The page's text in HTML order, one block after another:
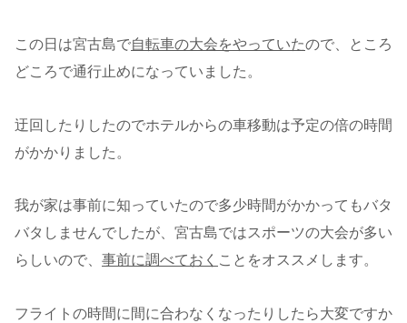
この日は宮古島で自転車の大会をやっていたので、ところ
どころで通行止めになっていました。
迂回したりしたのでホテルからの車移動は予定の倍の時間
がかかりました。
我が家は事前に知っていたので多少時間がかかってもバタ
バタしませんでしたが、宮古島ではスポーツの大会が多い
らしいので、 事前に調べておく ことをオススメします。
フライトの時間に間に合わなくなったりしたら大変ですか